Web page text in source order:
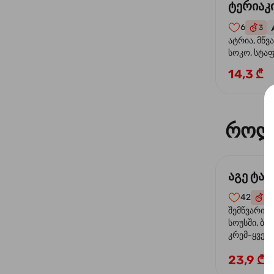
6 3
ატრია,
სოკო,
ტერიაკის
14,3 ₾
აგე
42
შემწვარი
სოუსში,
კრემ-
23,9 ₾